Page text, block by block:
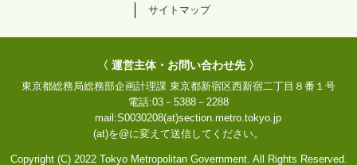
サイトマップ
〈 運営主体・お問い合わせ先 〉
東京都総務局総務部企画計理課 東京都新宿区西新宿二丁目８番１号
電話:03－5388－2288
mail:S0030208(at)section.metro.tokyo.jp
(at)を@に変えて送信してください。
Copyright (C) 2022 Tokyo Metropolitan Government. All Rights Reserved.